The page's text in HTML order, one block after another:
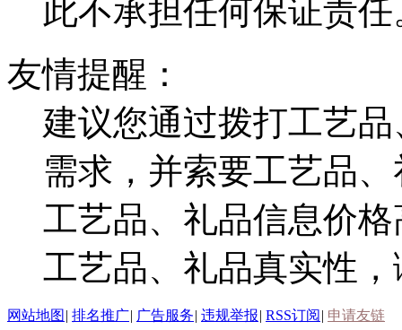
此不承担任何保证责任
友情提醒：
建议您通过拨打工艺
需求，并索要工艺品
工艺品、礼品信息价
工艺品、礼品真实性
网站地图 | 排名推广| 广告服务| 违规举报| RSS订阅 | 申请友链